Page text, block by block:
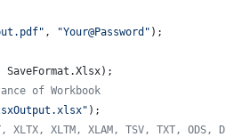
, "Your@Password" );
SaveFormat .Xlsx);
of Workbook
);
XLTX, XLTM, XLAM, TSV, TXT,